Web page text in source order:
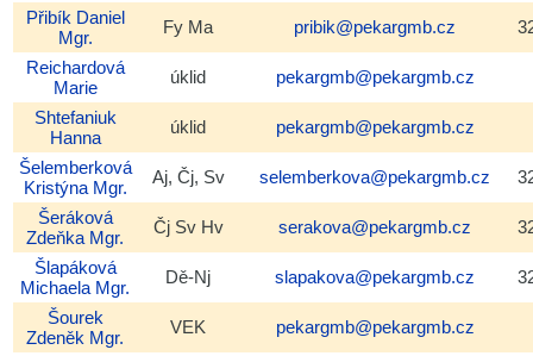
Přibík Daniel
Mgr.
Fy Ma pribik@pekargmb.cz
Reichardová
Marie
úklid
pekargmb@pekargmb.cz
Shtefaniuk
Hanna
úklid
pekargmb@pekargmb.cz
Šelemberková
Kristýna Mgr.
Aj, Čj, Sv selemberkova@pekargmb.cz
Šeráková
Zdeňka Mgr.
Čj Sv Hv serakova@pekargmb.cz
Šlapáková
Michaela Mgr.
Dě-Nj slapakova@pekargmb.cz
Šourek
Zdeněk Mgr.
VEK
pekargmb@pekargmb.cz